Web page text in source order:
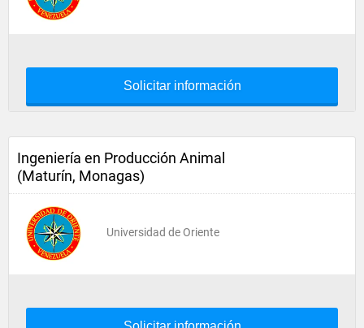
Solicitar información
Ingeniería en Producción Animal
(Maturín, Monagas)
Universidad de Oriente